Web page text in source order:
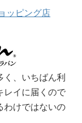
ッピング店
く、いちばん利
レイに届くので
わけではないの